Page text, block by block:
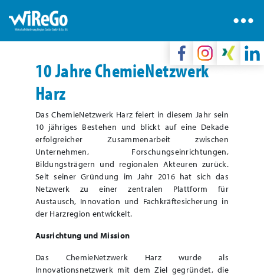
10 Jahre ChemieNetzwerk
Harz
Das ChemieNetzwerk Harz feiert in diesem Jahr sein
10 jähriges Bestehen und blickt auf eine Dekade
erfolgreicher Zusammenarbeit zwischen
Unternehmen, Forschungseinrichtungen,
Bildungsträgern und regionalen Akteuren zurück.
Seit seiner Gründung im Jahr 2016 hat sich das
Netzwerk zu einer zentralen Plattform für
Austausch, Innovation und Fachkräftesicherung in
der Harzregion entwickelt.
Ausrichtung und Mission
Das ChemieNetzwerk Harz wurde als
Innovationsnetzwerk mit dem Ziel gegründet, die